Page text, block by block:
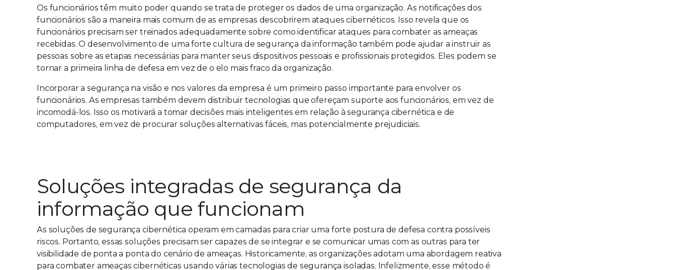
Os funcionários têm muito poder quando se trata de proteger os dados de uma organização. As notificações dos
funcionários são a maneira mais comum de as empresas descobrirem ataques cibernéticos. Isso revela que os
funcionários precisam ser treinados adequadamente sobre como identificar ataques para combater as ameaças
recebidas. O desenvolvimento de uma forte cultura de segurança da informação também pode ajudar a instruir as
pessoas sobre as etapas necessárias para manter seus dispositivos pessoais e profissionais protegidos. Eles podem se
tornar a primeira linha de defesa em vez de o elo mais fraco da organização.
Incorporar a segurança na visão e nos valores da empresa é um primeiro passo importante para envolver os
funcionários. As empresas também devem distribuir tecnologias que ofereçam suporte aos funcionários, em vez de
incomodá-los. Isso os motivará a tomar decisões mais inteligentes em relação à segurança cibernética e de
computadores, em vez de procurar soluções alternativas fáceis, mas potencialmente prejudiciais.
Soluções integradas de segurança da
informação que funcionam
As soluções de segurança cibernética operam em camadas para criar uma forte postura de defesa contra possíveis
riscos. Portanto, essas soluções precisam ser capazes de se integrar e se comunicar umas com as outras para ter
visibilidade de ponta a ponta do cenário de ameaças. Historicamente, as organizações adotam uma abordagem reativa
para combater ameaças cibernéticas usando várias tecnologias de segurança isoladas. Infelizmente, esse método é